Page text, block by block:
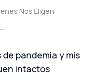
Nos Eligen
pandemia y mis
intactos